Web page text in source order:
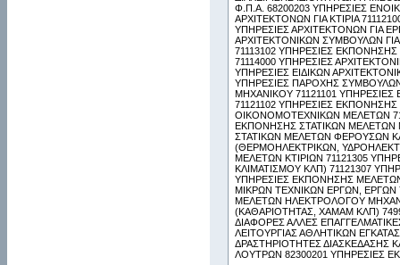
Φ.Π.Α. 68200203 ΥΠΗΡΕΣΙΕΣ
ΑΡΧΙΤΕΚΤΟΝΩΝ ΓΙΑ ΚΤΙΡΙΑ
ΥΠΗΡΕΣΙΕΣ ΑΡΧΙΤΕΚΤΟΝΩΝ ΓΙΑ
ΑΡΧΙΤΕΚΤΟΝΙΚΩΝ ΣΥΜΒΟΥΛΩΝ
71113102 ΥΠΗΡΕΣΙΕΣ
71114000 ΥΠΗΡΕΣΙΕΣ
ΥΠΗΡΕΣΙΕΣ ΕΙΔΙΚΩΝ
ΥΠΗΡΕΣΙΕΣ ΠΑΡΟΧΗΣ
ΜΗΧΑΝΙΚΟΥ 71121101
71121102 ΥΠΗΡΕΣΙΕΣ
ΟΙΚΟΝΟΜΟΤΕΧΝΙΚΩΝ ΜΕΛΕΤΩΝ
ΕΚΠΟΝΗΣΗΣ ΣΤΑΤΙΚΩΝ ΜΕΛΕΤΩΝ
ΣΤΑΤΙΚΩΝ ΜΕΛΕΤΩΝ ΦΕΡΟΥΣΩΝ
(ΘΕΡΜΟΗΛΕΚΤΡΙΚΩΝ,
ΜΕΛΕΤΩΝ ΚΤΙΡΙΩΝ 71121305
ΚΛΙΜΑΤΙΣΜΟΥ ΚΛΠ) 71121307
ΥΠΗΡΕΣΙΕΣ ΕΚΠΟΝΗΣΗΣ
ΜΙΚΡΩΝ ΤΕΧΝΙΚΩΝ ΕΡΓΩΝ,
ΜΕΛΕΤΩΝ ΗΛΕΚΤΡΟΛΟΓΟΥ
(ΚΑΘΑΡΙΟΤΗΤΑΣ, ΧΑΜΑΜ ΚΛΠ)
ΔΙΑΦΟΡΕΣ ΑΛΛΕΣ
ΛΕΙΤΟΥΡΓΙΑΣ ΑΘΛΗΤΙΚΩΝ
ΔΡΑΣΤΗΡΙΟΤΗΤΕΣ ΔΙΑΣΚΕΔΑΣΗΣ
ΛΟΥΤΡΩΝ 82300201 ΥΠΗΡΕΣΙΕΣ